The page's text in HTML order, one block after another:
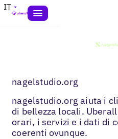
IT
nagelstudio.org
nagelstudio.org aiuta i
di bellezza locali.
orari, i servizi e i dati di
coerenti ovunque.